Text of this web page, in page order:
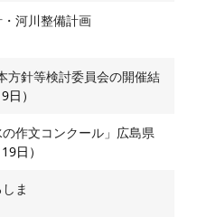
河川整備計画
方針等検討委員会の開催結
日
作文コンクール」広島県
日
ま